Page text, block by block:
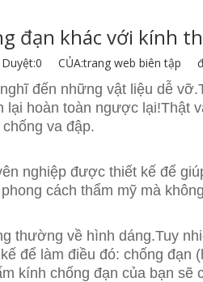
đạn khác với kính
0 CỦA:trang web biên tập
đến những vật liệu dễ
hoàn toàn ngược
va đập.
nghiệp được thiết kế để
cách thẩm mỹ mà
thường về hình dáng.Tuy
để làm điều đó: chống
kính chống đạn của bạn